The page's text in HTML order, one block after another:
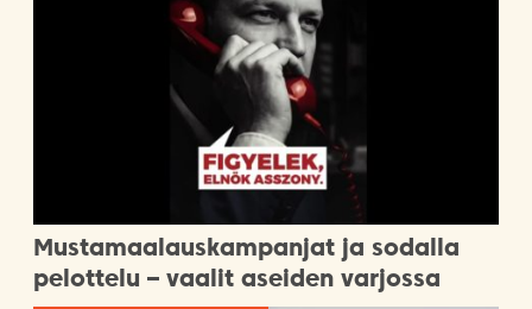
Mustamaalauskampanjat ja sodalla
pelottelu – vaalit aseiden varjossa